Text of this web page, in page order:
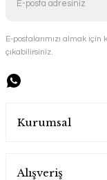
Handygoo Orta Boy
E-postalarımızı almak
çıkabilirsiniz.
Kurumsal
Alışveriş